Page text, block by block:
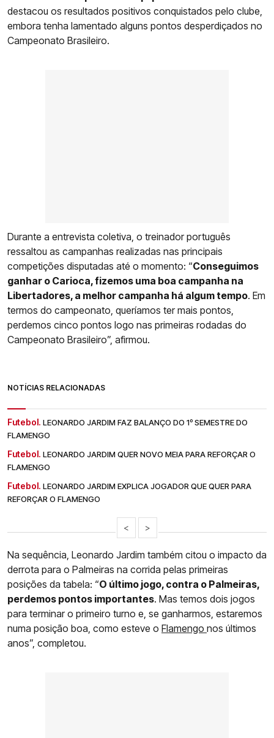
destacou os resultados positivos conquistados pelo clube,
embora tenha lamentado alguns pontos desperdiçados no
Campeonato Brasileiro.
Durante a entrevista coletiva, o treinador português
ressaltou as campanhas realizadas nas principais
competições disputadas até o momento: “Conseguimos
ganhar o Carioca, fizemos uma boa campanha na
Libertadores, a melhor campanha há algum tempo. Em
termos do campeonato, queríamos ter mais pontos,
perdemos cinco pontos logo nas primeiras rodadas do
Campeonato Brasileiro”, afirmou.
NOTÍCIAS RELACIONADAS
Futebol. LEONARDO JARDIM FAZ BALANÇO DO 1º SEMESTRE DO
FLAMENGO
Futebol. LEONARDO JARDIM QUER NOVO MEIA PARA REFORÇAR O
FLAMENGO
Futebol. LEONARDO JARDIM EXPLICA JOGADOR QUE QUER PARA
REFORÇAR O FLAMENGO
< >
Na sequência, Leonardo Jardim também citou o impacto da
derrota para o Palmeiras na corrida pelas primeiras
posições da tabela: “O último jogo, contra o Palmeiras,
perdemos pontos importantes. Mas temos dois jogos
para terminar o primeiro turno e, se ganharmos, estaremos
numa posição boa, como esteve o Flamengo nos últimos
anos”, completou.